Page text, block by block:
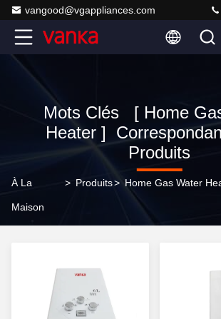
vangood@vgappliances.com
Mots Clés [ Home
Heater ]
Produits
À La
Maison
> Produits>